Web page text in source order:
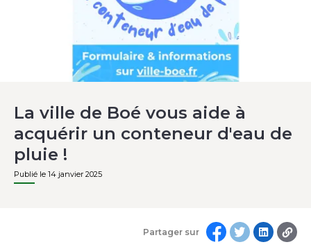
La ville de Boé vous aide à
acquérir un conteneur d'eau de
pluie !
Publié le 14 janvier 2025
Partager sur